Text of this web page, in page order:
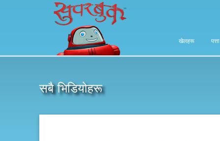
खेलहरू
सबै भिडियोहरू